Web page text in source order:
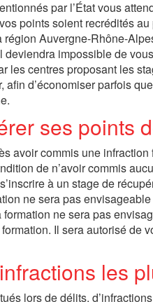
par l’État vous
points soient recrédités
région Auvergne-Rhône-
impossible de
les centres proposant les
afin d’économiser parfois
ses points
avoir commis une
de n’avoir commis
à un stage de
ne sera pas
ne sera pas
Il sera autorisé
les
lors de délits,